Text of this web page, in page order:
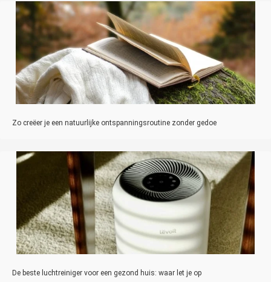
Zo creëer je een natuurlijke ontspanningsroutine zonder gedoe
De beste luchtreiniger voor een gezond huis: waar let je op